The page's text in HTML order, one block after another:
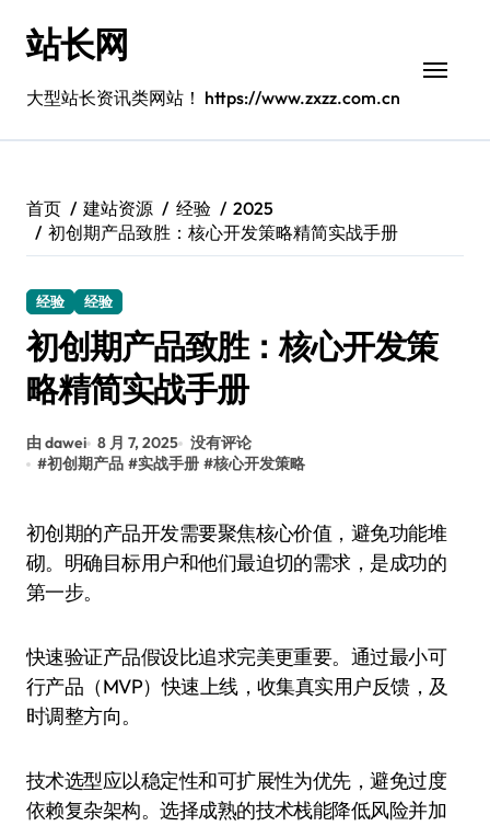
站长网
大型站长资讯类网站！ https://www.zxzz.com.cn
首页 建站资源 经验
2025
初创期产品致胜：核心开发策略精简实战手册
经验 经验
初创期产品致胜：核心开发策
略精简实战手册
由 dawei 8 月 7, 2025 没有评论
#初创期产品 #实战手册 #核心开发策略
初创期的产品开发需要聚焦核心价值，避免功能堆
砌。明确目标用户和他们最迫切的需求，是成功的
第一步。
快速验证产品假设比追求完美更重要。通过最小可
行产品（MVP）快速上线，收集真实用户反馈，及
时调整方向。
技术选型应以稳定性和可扩展性为优先，避免过度
依赖复杂架构。选择成熟的技术栈能降低风险并加